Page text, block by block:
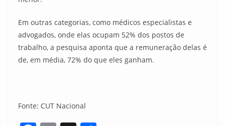
Em outras categorias, como médicos especialistas e
advogados, onde elas ocupam 52% dos postos de
trabalho, a pesquisa aponta que a remuneração delas é
de, em média, 72% do que eles ganham.
Fonte: CUT Nacional